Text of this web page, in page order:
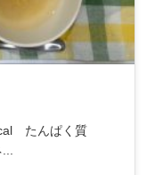
たんぱく質